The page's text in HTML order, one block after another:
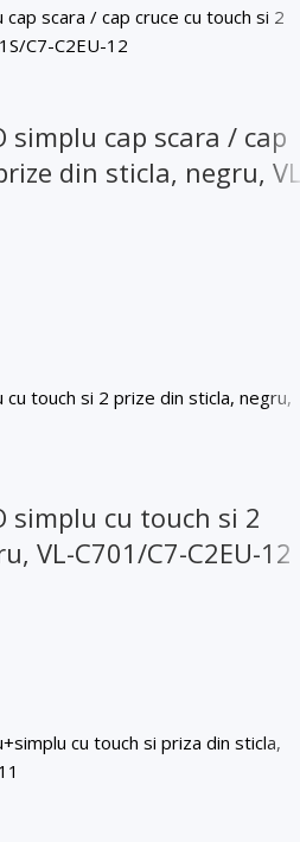
simplu cap scara / cap
din sticla, negru,
simplu cu touch si 2
VL-C701/C7-C2EU-12